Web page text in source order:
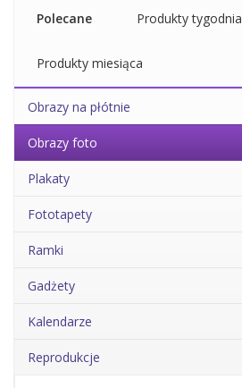
Polecane Produkty tygodnia
Produkty miesiąca
Obrazy na płótnie
Obrazy foto
Plakaty
Fototapety
Ramki
Gadżety
Kalendarze
Reprodukcje